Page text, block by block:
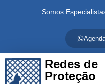
Somos
Redes de
Proteção